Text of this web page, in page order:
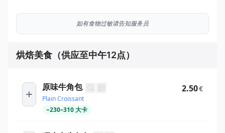
如有食物过敏请告知服务员
烘焙美食（供应至中午12点）
原味牛角包
Plain Croissant
~230–310大卡
2.50€